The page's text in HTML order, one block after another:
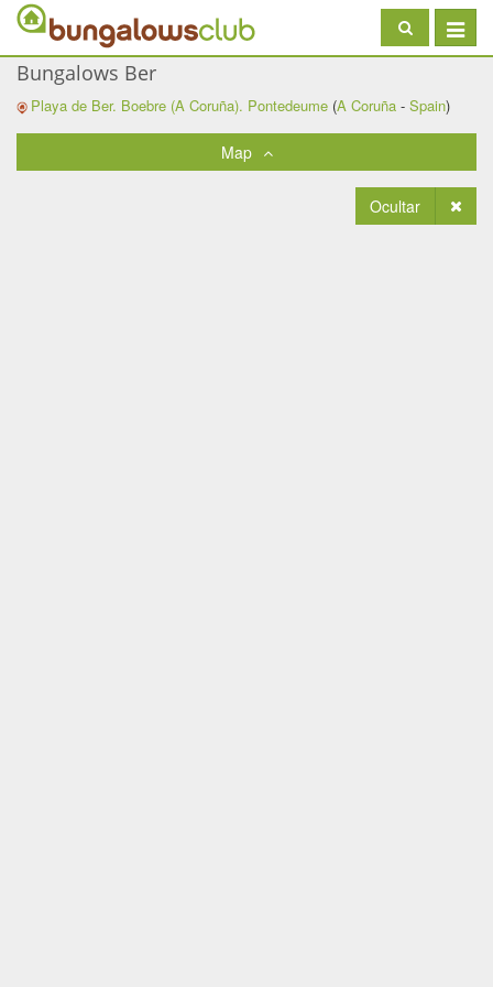
Toggle
Bungalows Ber
Playa de Ber. Boebre (A Coruña). Pontedeume (A Coruña -Spain)
Map
Ocultar